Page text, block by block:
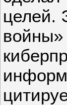
целей.
войны»